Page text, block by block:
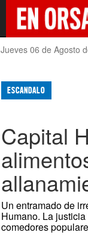
Jueves 06 de Agosto
ESCANDALO
Capital
Un entramado de
Humano. La
comedores